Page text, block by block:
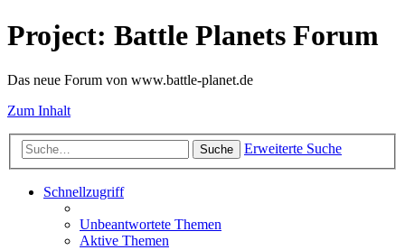
Project: Battle Planets Forum
Das neue Forum von www.battle-planet.de
Zum Inhalt
Suche Erweiterte Suche
Schnellzugriff
Unbeantwortete Themen
Aktive Themen